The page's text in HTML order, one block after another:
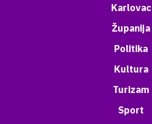
Karlovac
Županija
Politika
Kultura
Turizam
Sport